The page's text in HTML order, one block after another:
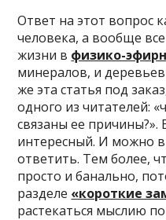
Ответ на этот вопрос
человека, а вообще
жизни в физико-
минералов, и
же эта статья под
одного из читателей:
связаны ее причины?».
интересный. И можно
ответить. Тем более,
просто и банально,
разделе «короткие
растекаться мыслию